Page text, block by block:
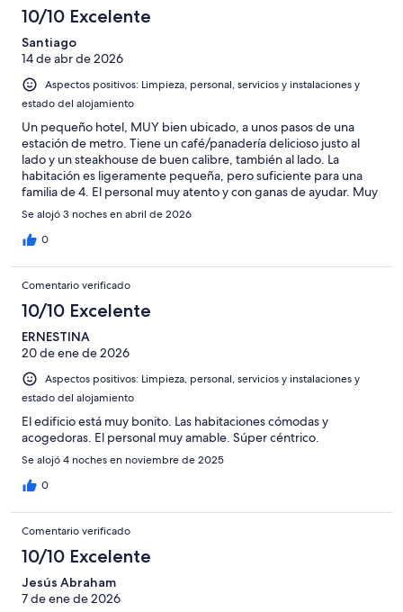
10/10 Excelente
Santiago
14 de abr de 2026
Aspectos positivos: Limpieza, personal, servicios y instalaciones y
estado del alojamiento
Un pequeño hotel, MUY bien ubicado, a unos pasos de una
estación de metro. Tiene un café/panadería delicioso justo al
lado y un steakhouse de buen calibre, también al lado. La
habitación es ligeramente pequeña, pero suficiente para una
familia de 4. El personal muy atento y con ganas de ayudar. Muy
recomendable este hotelito!
Se alojó 3 noches en abril de 2026
0
Comentario verificado
10/10 Excelente
ERNESTINA
20 de ene de 2026
Aspectos positivos: Limpieza, personal, servicios y instalaciones y
estado del alojamiento
El edificio está muy bonito. Las habitaciones cómodas y
acogedoras. El personal muy amable. Súper céntrico.
Se alojó 4 noches en noviembre de 2025
0
Comentario verificado
10/10 Excelente
Jesús Abraham
7 de ene de 2026